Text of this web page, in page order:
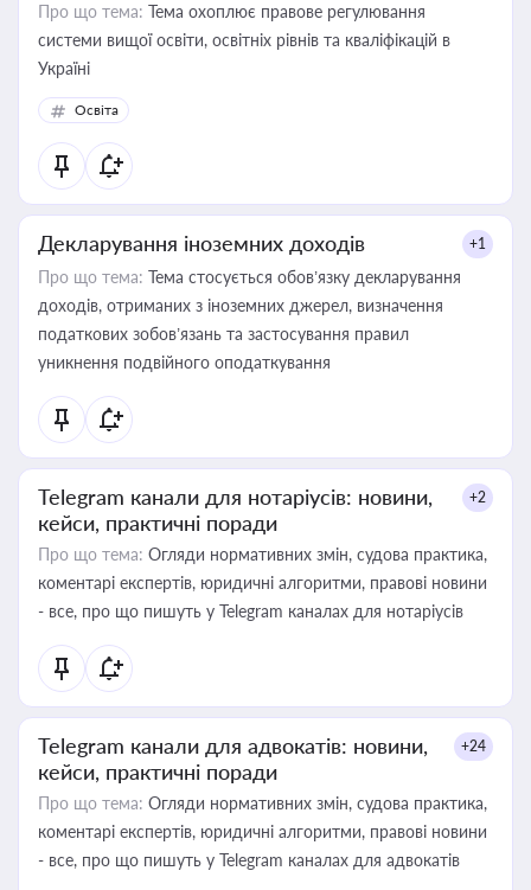
Про що тема: Тема охоплює правове регулювання
системи вищої освіти, освітніх рівнів та кваліфікацій в
Україні
Освіта
Декларування іноземних доходів +1
Про що тема: Тема стосується обов’язку декларування
доходів, отриманих з іноземних джерел, визначення
податкових зобов’язань та застосування правил
уникнення подвійного оподаткування
Telegram канали для нотаріусів: новини,
кейси, практичні поради
+2
Про що тема: Огляди нормативних змін, судова практика,
коментарі експертів, юридичні алгоритми, правові новини
- все, про що пишуть у Telegram каналах для нотаріусів
Telegram канали для адвокатів: новини,
кейси, практичні поради
+24
Про що тема: Огляди нормативних змін, судова практика,
коментарі експертів, юридичні алгоритми, правові новини
- все, про що пишуть у Telegram каналах для адвокатів